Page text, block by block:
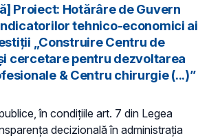
Proiect: Hotărâre de Guvern
tehnico-economici ai
„Construire Centru de
cercetare pentru dezvoltarea
& Centru chirurgie (...)”
în condiţiile art. 7 din Legea
decizională în administraţia